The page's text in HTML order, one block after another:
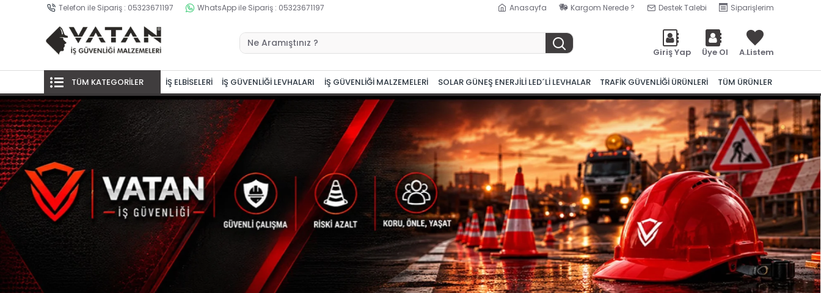
Telefon ile Sipariş : 05323671197 WhatsApp ile Sipariş : 05323671197 Anasayfa Kargom Nerede ? Destek Talebi Siparişlerim
Giriş Yap Üye Ol A.Listem
TÜM KATEGORİLER İŞ ELBİSELERİ İŞ GÜVENLİĞİ LEVHALARI İŞ GÜVENLİĞİ MALZEMELERİ SOLAR GÜNEŞ ENERJİLİ LED´Lİ LEVHALAR TRAFİK GÜVENLİĞİ ÜRÜNLERİ TÜM ÜRÜNLER